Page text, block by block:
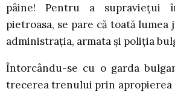
pâine! Pentru a supravieţui
pietroasa, se pare că toată
administraţia, armata şi poliţia
Întorcându-se cu o garda
trecerea trenului prin apropierea